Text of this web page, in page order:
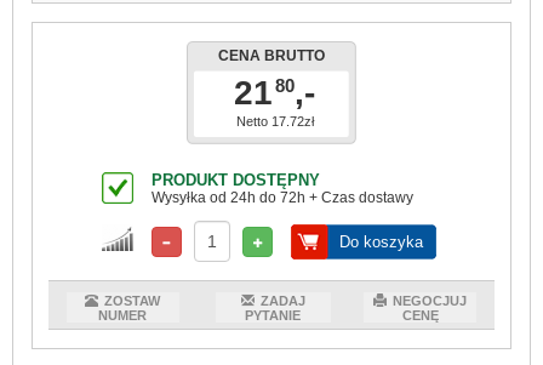
CENA BRUTTO
2180,-
Netto 17.72zł
PRODUKT DOSTĘPNY
Wysyłka od 24h do 72h + Czas dostawy
Do koszyka
ZOSTAW
NUMER
ZADAJ
PYTANIE
NEGOCJUJ
CENĘ